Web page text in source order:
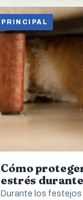
PRINCIPAL
Cómo
estrés
Durante los festejos